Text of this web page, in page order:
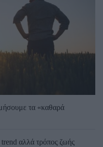
τα «καθαρά
αλλά τρόπος ζωής